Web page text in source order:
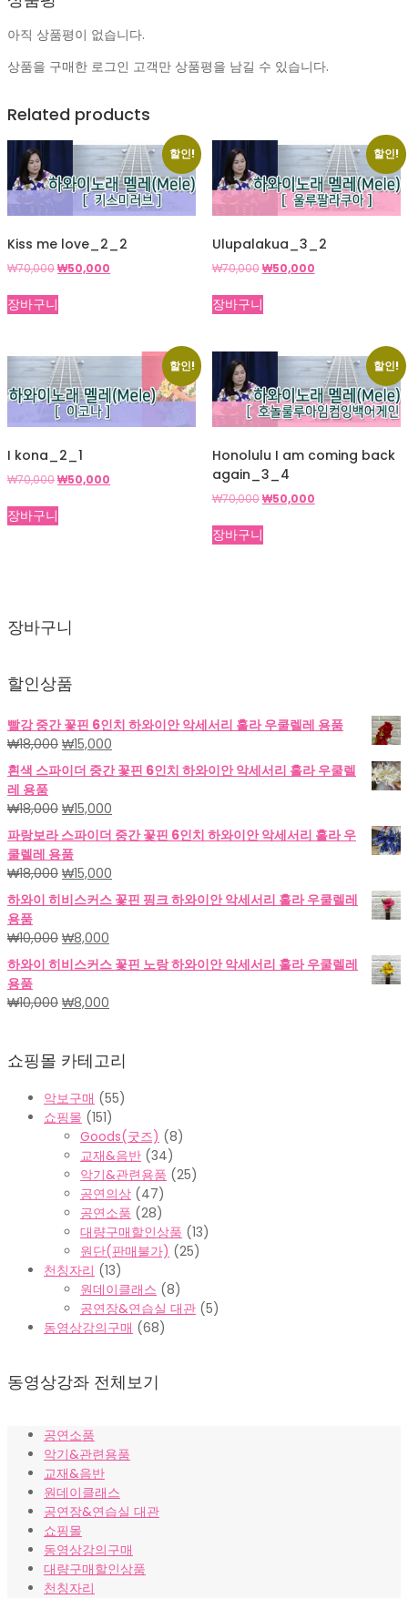
아직 상품평이 없습니다.
상품을 구매한 로그인 고객만 상품평을 남길 수 있습니다.
Related products
할인!
Kiss me love_2_2
₩70,000원
가
격:
₩50,000
장바구니
할인!
Ulupalakua_3_2
₩70,000원
가
격:
₩50,000현
장바구니
할인!
I kona_2_1
₩70,000원
가
격:
₩50,000
장바구니
할인!
Honolulu I am coming back
again_3_4
₩70,000원
가
격:
₩50,000현
장바구니
장바구니
할인상품
빨강 중간 꽃핀 6인치 하와이안 악세서리 훌라 우쿨렐레 용품
₩18,000 원
래
가
격:
₩18,000.
₩15,000
재
가
₩15,000.
흰색 스파이더 중간 꽃핀 6인치 하와이안 악세서리 훌라 우쿨렐
레 용품
₩18,000 원
래
가
격:
₩18,000.
₩15,000
재
가
₩15,000.
파랑보라 스파이더 중간 꽃핀 6인치 하와이안 악세서리 훌라 우
쿨렐레 용품
₩18,000 원
래
가
격:
₩18,000.
₩15,000
재
가
하와이 히비스커스 꽃핀 핑크 하와이안 악세서리 훌라 우쿨렐레
용품
₩10,000 원
래
가
격:
₩10,000.
₩8,000
재
가
₩8,000.
하와이 히비스커스 꽃핀 노랑 하와이안 악세서리 훌라 우쿨렐레
용품
₩10,000 원
격:
₩8,000
격:
쇼핑몰 카테고리
악보구매 (55)
쇼핑몰 (151)
Goods(굿즈) (8)
교재&음반 (34)
악기&관련용품 (25)
공연의상 (47)
공연소품 (28)
대량구매할인상품 (13)
원단(판매불가) (25)
천칭자리 (13)
원데이클래스 (8)
공연장&연습실 대관 (5)
동영상강의구매 (68)
동영상강좌 전체보기
공연소품
악기&관련용품
교재&음반
원데이클래스
공연장&연습실 대관
쇼핑몰
동영상강의구매
대량구매할인상품
천칭자리